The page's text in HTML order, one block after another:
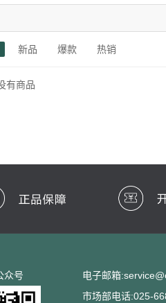
新品 爆款 热销
有商品
众号
电子邮箱
市场部电话:025-